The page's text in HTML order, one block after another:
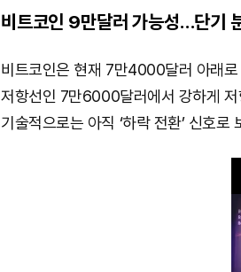
비트코인 9만달러 가능성…단기
비트코인은 현재 7만4000달러 아래
저항선인 7만6000달러에서 강하게
기술적으로는 아직 ‘하락 전환’ 신호로